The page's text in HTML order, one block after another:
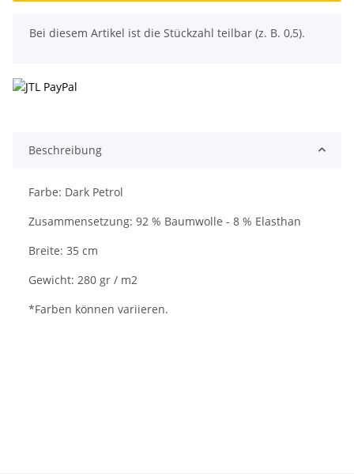
x
Bei diesem Artikel ist die Stückzahl teilbar (z. B. 0,5).
Beschreibung
Farbe: Dark Petrol
Zusammensetzung: 92 % Baumwolle - 8 % Elasthan
Breite: 35 cm
Gewicht: 280 gr / m2
*Farben können variieren.